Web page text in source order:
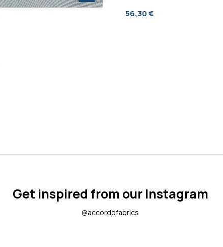
56,30 €
Get inspired from our Instagram
@accordofabrics